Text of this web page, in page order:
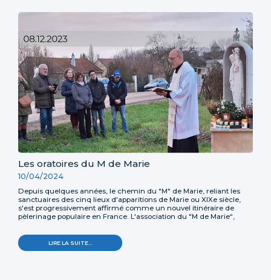
TRUCY
Les oratoires du M de Marie
10/04/2024
Depuis quelques années, le chemin du "M" de Marie, reliant les
sanctuaires des cinq lieux d'apparitions de Marie ou XIXe siècle,
s'est progressivement affirmé comme un nouvel itinéraire de
pèlerinage populaire en France. L'association du "M de Marie“,
chemin par l'installation d'un oratoire tous les 15 km environ.
LES
ORATOIRES
LIRE LA SUITE…